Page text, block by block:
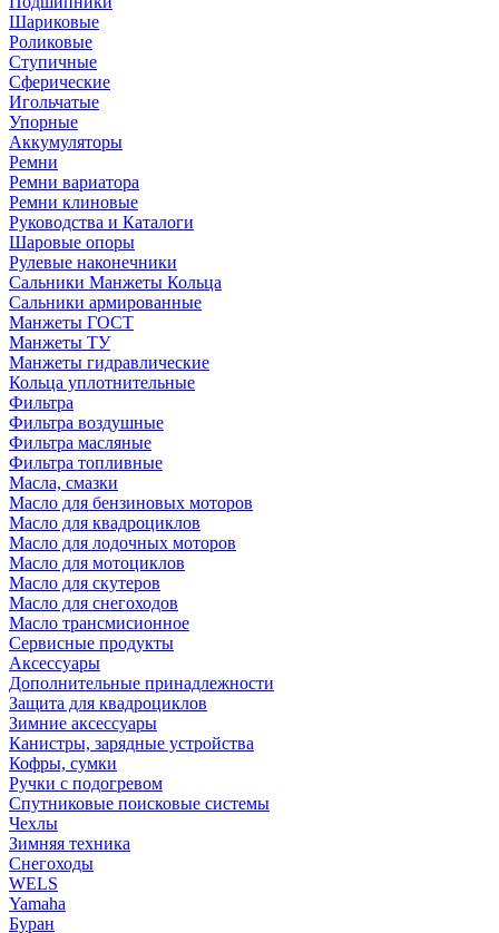
Шариковые
Роликовые
Ступичные
Сферические
Игольчатые
Упорные
Аккумуляторы
Ремни
Ремни вариатора
Ремни клиновые
Руководства и Каталоги
Шаровые опоры
Рулевые наконечники
Сальники Манжеты Кольца
Сальники армированные
Манжеты ГОСТ
Манжеты ТУ
Манжеты гидравлические
Кольца уплотнительные
Фильтра
Фильтра воздушные
Фильтра масляные
Фильтра топливные
Масла, смазки
Масло для бензиновых моторов
Масло для квадроциклов
Масло для лодочных моторов
Масло для мотоциклов
Масло для скутеров
Масло для снегоходов
Масло трансмисионное
Сервисные продукты
Аксессуары
Дополнительные принадлежности
Защита для квадроциклов
Зимние аксессуары
Канистры, зарядные устройства
Кофры, сумки
Ручки с подогревом
Спутниковые поисковые системы
Чехлы
Зимняя техника
Снегоходы
WELS
Yamaha
Буран